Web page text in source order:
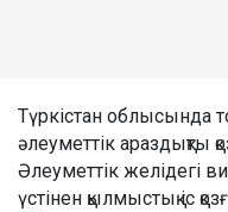
Түркістан облысында
әлеуметтік араздықты
Әлеуметтік желідегі
үстінен қылмыстық іс